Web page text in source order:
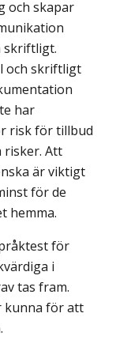
och skapar
skriftligt.
och skriftligt
har
risk för tillbud
risker. Att
är viktigt
för de
hemma.
för
i
tas fram.
kunna för att